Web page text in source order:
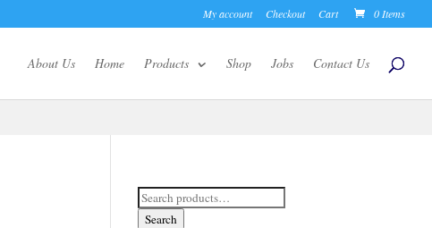
My account Checkout Cart 0 Items
About Us Home Products Shop Jobs Contact Us
Search
for:Search